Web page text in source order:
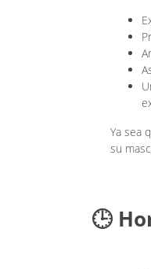
Ya sea
su
🕒